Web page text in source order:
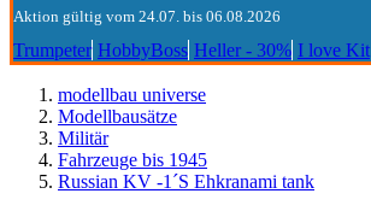
Aktion gültig vom 24.07. bis 06.08.2026
Trumpeter HobbyBoss Heller - 30% I love Kit
modellbau universe
Modellbausätze
Militär
Fahrzeuge bis 1945
Russian KV -1´S Ehkranami tank